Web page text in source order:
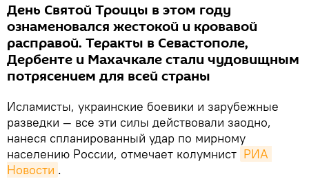
День Святой Троицы в этом году
ознаменовался жестокой и кровавой
расправой. Теракты в Севастополе,
Дербенте и Махачкале стали чудовищным
потрясением для всей страны
Исламисты, украинские боевики и зарубежные
разведки — все эти силы действовали заодно,
нанеся спланированный удар по мирному
населению России, отмечает колумнист РИА
Новости .